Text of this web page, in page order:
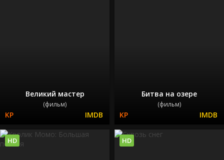
Великий мастер
(фильм)
Битва на озере
(фильм)
HD HD